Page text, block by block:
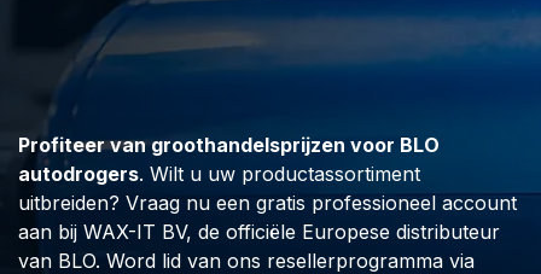
Profiteer van groothandelsprijzen voor BLO
autodrogers. Wilt u uw productassortiment
uitbreiden? Vraag nu een gratis professioneel account
aan bij WAX-IT BV, de officiële Europese distributeur
van BLO. Word lid van ons resellerprogramma via